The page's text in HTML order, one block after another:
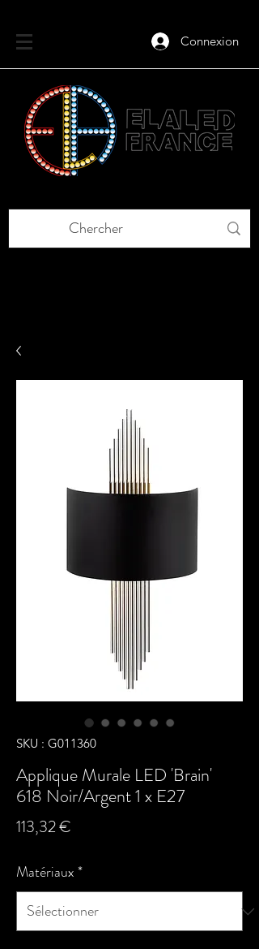
Connexion
SKU : G011360
Applique Murale LED 'Brain'
618 Noir/Argent 1 x E27
113,32 €
Matériaux*